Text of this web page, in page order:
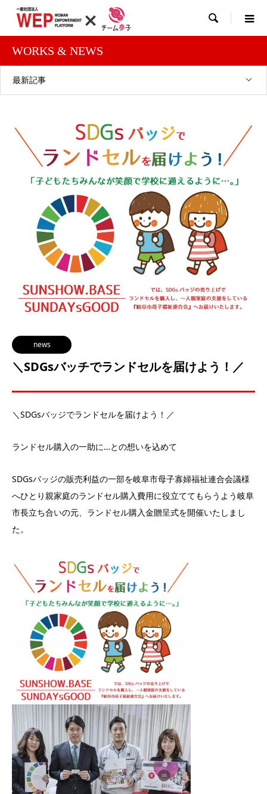

WORKS & NEWS
最新記事
news
＼SDGsバッチでランドセルを届けよう！／
＼SDGsバッジでランドセルを届けよう！／
ランドセル購入の一助に…との想いを込めて
SDGsバッジの販売利益の一部を岐阜市母子寡婦福祉連合会議様
へひとり親家庭のランドセル購入費用に役立ててもらうよう岐阜
市長立ち合いの元、ランドセル購入金贈呈式を開催いたしまし
た。